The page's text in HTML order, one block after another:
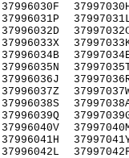
37996030F
37996031P
37996032D
37996033X
37996034B
37996035N
37996036J
37996037Z
37996038S
37996039Q
37996040V
37996041H
37996042L